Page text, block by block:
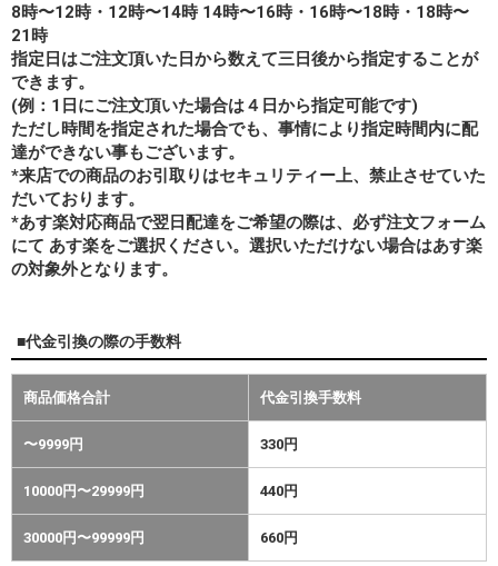
8時〜12時・12時〜14時 14時〜16時・16時〜18時・18時〜
21時
指定日はご注文頂いた日から数えて三日後から指定することが
できます。
(例：1日にご注文頂いた場合は４日から指定可能です)
ただし時間を指定された場合でも、事情により指定時間内に配
達ができない事もございます。
*来店での商品のお引取りはセキュリティー上、禁止させていた
だいております。
*あす楽対応商品で翌日配達をご希望の際は、必ず注文フォーム
にて あす楽をご選択ください。選択いただけない場合はあす楽
の対象外となります。
■代金引換の際の手数料
商品価格合計 代金引換手数料
〜9999円 330円
10000円〜29999円 440円
30000円〜99999円 660円